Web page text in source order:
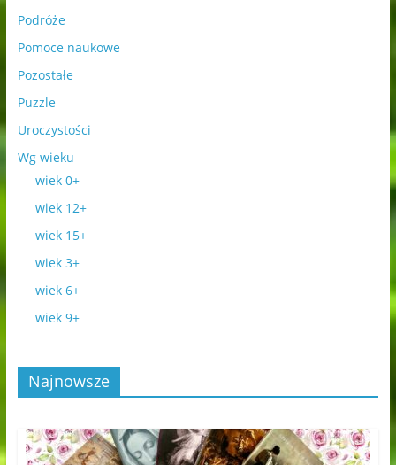
Podróże
Pomoce naukowe
Pozostałe
Puzzle
Uroczystości
Wg wieku
wiek 0+
wiek 12+
wiek 15+
wiek 3+
wiek 6+
wiek 9+
Najnowsze